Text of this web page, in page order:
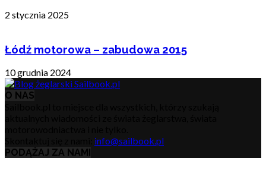
2 stycznia 2025
Łódź motorowa – zabudowa 2015
10 grudnia 2024
O NAS
info@sailbook.pl
PODĄŻAJ ZA NAMI